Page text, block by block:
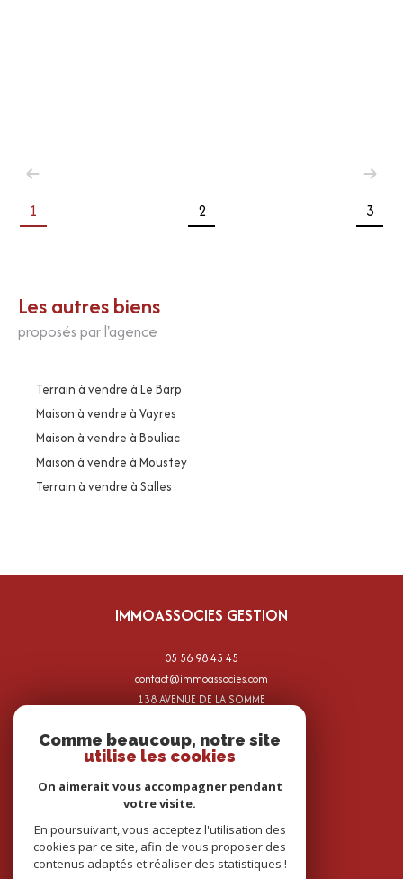
1 2 3
Les autres biens
proposés par l'agence
Terrain à vendre à Le Barp
Maison à vendre à Vayres
Maison à vendre à Bouliac
Maison à vendre à Moustey
Terrain à vendre à Salles
IMMOASSOCIES GESTION
05 56 98 45 45
contact@immoassocies.com
138 AVENUE DE LA SOMME
ADHÉRENTS
Comme beaucoup, notre site
utilise les cookies
On aimerait vous accompagner pendant
votre visite.
En poursuivant, vous acceptez l'utilisation des
cookies par ce site, afin de vous proposer des
contenus adaptés et réaliser des statistiques !